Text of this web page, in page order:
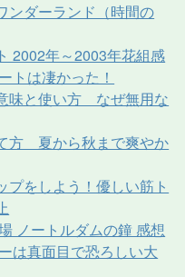
ンダーランド（時間の
2002年～2003年花組感
トは凄かった！
味と使い方 なぜ無用な
方 夏から秋まで爽やか
プをしよう！優しい筋ト
ノートルダムの鐘 感想
は真面目で恐ろしい大